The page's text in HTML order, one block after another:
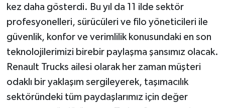
kez daha gösterdi. Bu yıl da 11 ilde sektör
profesyonelleri, sürücüleri ve filo yöneticileri ile
güvenlik, konfor ve verimlilik konusundaki en son
teknolojilerimizi birebir paylaşma şansımız olacak.
Renault Trucks ailesi olarak her zaman müşteri
odaklı bir yaklaşım sergileyerek, taşımacılık
sektöründeki tüm paydaşlarımız için değer